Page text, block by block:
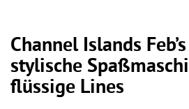
Channel Islands
stylische
flüssige Lines